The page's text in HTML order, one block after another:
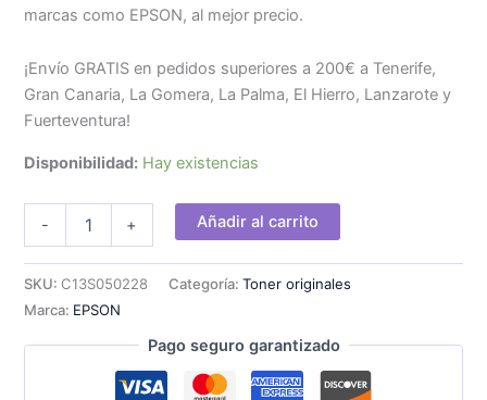
marcas como EPSON, al mejor precio.
¡Envío GRATIS en pedidos superiores a 200€ a Tenerife,
Gran Canaria, La Gomera, La Palma, El Hierro, Lanzarote y
Fuerteventura!
Disponibilidad: Hay existencias
-
C2600
5000
pág
+ Añadir al carrito
SKU: C13S050228 Categoría:Toner originales
Marca: EPSON
Pago seguro garantizado